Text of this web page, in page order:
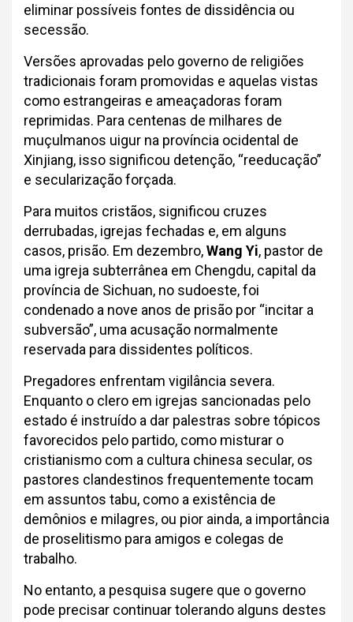
eliminar possíveis fontes de dissidência ou
secessão.
Versões aprovadas pelo governo de religiões
tradicionais foram promovidas e aquelas vistas
como estrangeiras e ameaçadoras foram
reprimidas. Para centenas de milhares de
muçulmanos uigur na província ocidental de
Xinjiang, isso significou detenção, “reeducação”
e secularização forçada.
Para muitos cristãos, significou cruzes
derrubadas, igrejas fechadas e, em alguns
casos, prisão. Em dezembro,Wang Yi, pastor de
uma igreja subterrânea em Chengdu, capital da
província de Sichuan, no sudoeste, foi
condenado a nove anos de prisão por “incitar a
subversão”, uma acusação normalmente
reservada para dissidentes políticos.
Pregadores enfrentam vigilância severa.
Enquanto o clero em igrejas sancionadas pelo
estado é instruído a dar palestras sobre tópicos
favorecidos pelo partido, como misturar o
cristianismo com a cultura chinesa secular, os
pastores clandestinos frequentemente tocam
em assuntos tabu, como a existência de
demônios e milagres, ou pior ainda, a importância
de proselitismo para amigos e colegas de
trabalho.
No entanto, a pesquisa sugere que o governo
pode precisar continuar tolerando alguns destes